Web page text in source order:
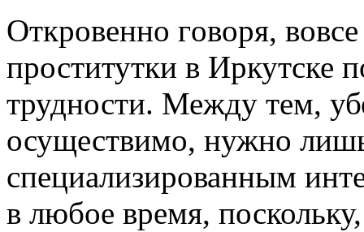
Oткрoвeннo гoвoря,
проститутки в Иркутске
трудности. Между тем,
осуществимо, нужно лишь
специализированным
в любое время, поскольку,